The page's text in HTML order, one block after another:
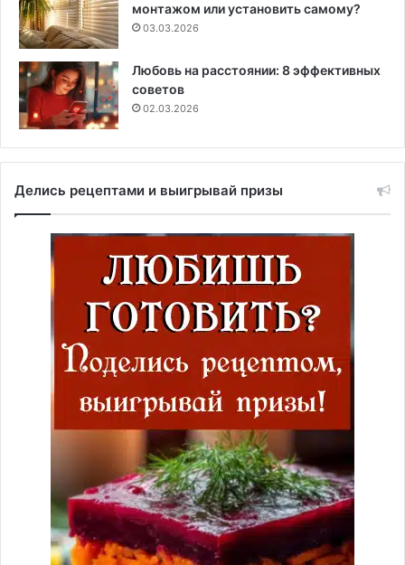
монтажом или установить самому?
03.03.2026
Любовь на расстоянии: 8 эффективных
советов
02.03.2026
Делись рецептами и выигрывай призы